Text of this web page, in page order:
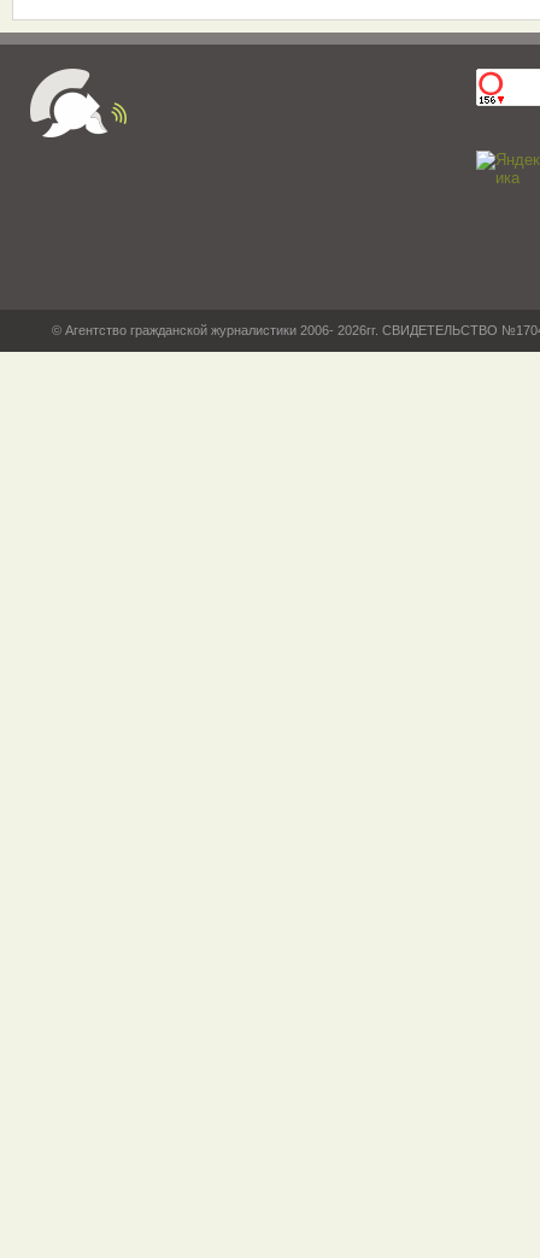
© Агентство гражданской журналистики 2006- 2026гг. СВИДЕТЕЛЬСТВО